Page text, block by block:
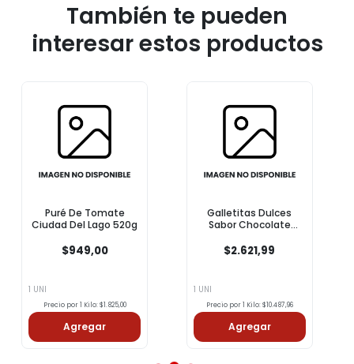
También te pueden
interesar estos productos
Puré De Tomate
Ciudad Del Lago 520g
$949,00
1 UNI
Precio por 1 Kilo: $1.825,00
Agregar
Galletitas Dulces
Sabor Chocolate
$2.621,99
1 UNI
Precio por 1 Kilo: $10.487,96
Agregar